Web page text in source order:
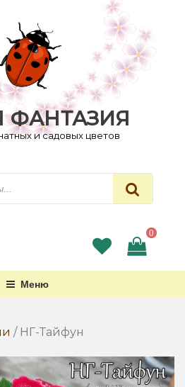
ФАНТАЗИЯ
и садовых цветов
0
Меню
/ НГ-Тайфун